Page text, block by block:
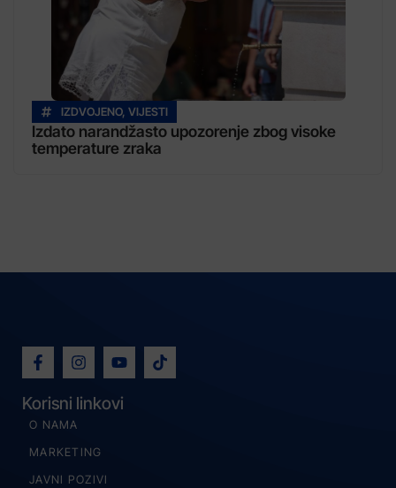
IZDVOJENO, VIJESTI
Izdato narandžasto upozorenje zbog visoke
temperature zraka
Korisni linkovi
O NAMA
MARKETING
JAVNI POZIVI